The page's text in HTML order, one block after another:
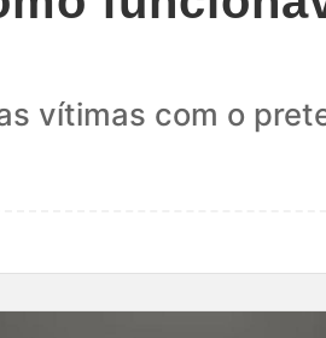
vítimas com o